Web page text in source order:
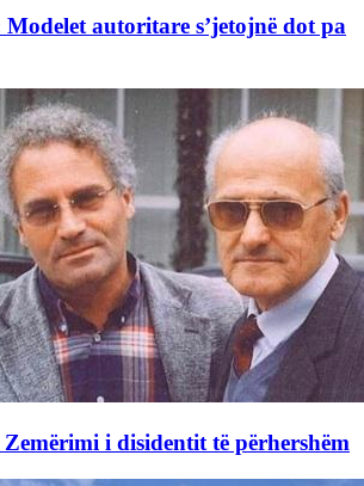
autoritare s’jetojnë dot pa
i disidentit të përhershëm